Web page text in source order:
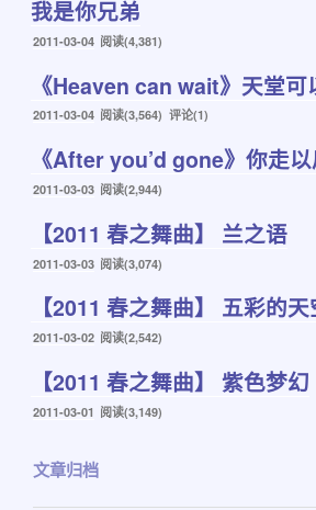
于
我是你兄弟
发
于
2011-03-04 阅读(4,381)
《Heaven can wait》天堂可
发
于
2011-03-04 阅读(3,564) 评论(1)
《After you’d gone》你走
发
2011-03-03 阅读(2,944)
【2011 春之舞曲】 兰之语
发
2011-03-03 阅读(3,074)
【2011 春之舞曲】 五彩的天
发
2011-03-02 阅读(2,542)
【2011 春之舞曲】 紫色梦幻
发
2011-03-01 阅读(3,149)
文章归档